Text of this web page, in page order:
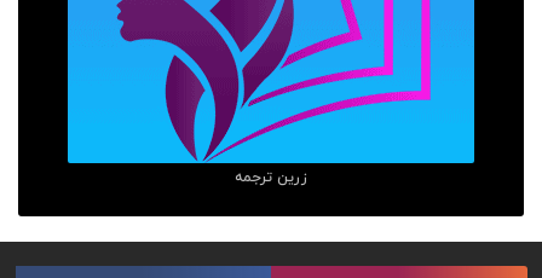
زرین ترجمه